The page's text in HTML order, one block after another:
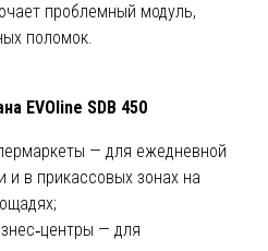
проблемный модуль,
поломок.
EVOline SDB 450
— для ежедневной
в прикассовых зонах на
— для